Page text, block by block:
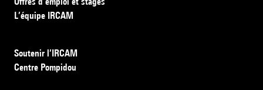
L’équipe IRCAM
Soutenir l’IRCAM
Centre Pompidou